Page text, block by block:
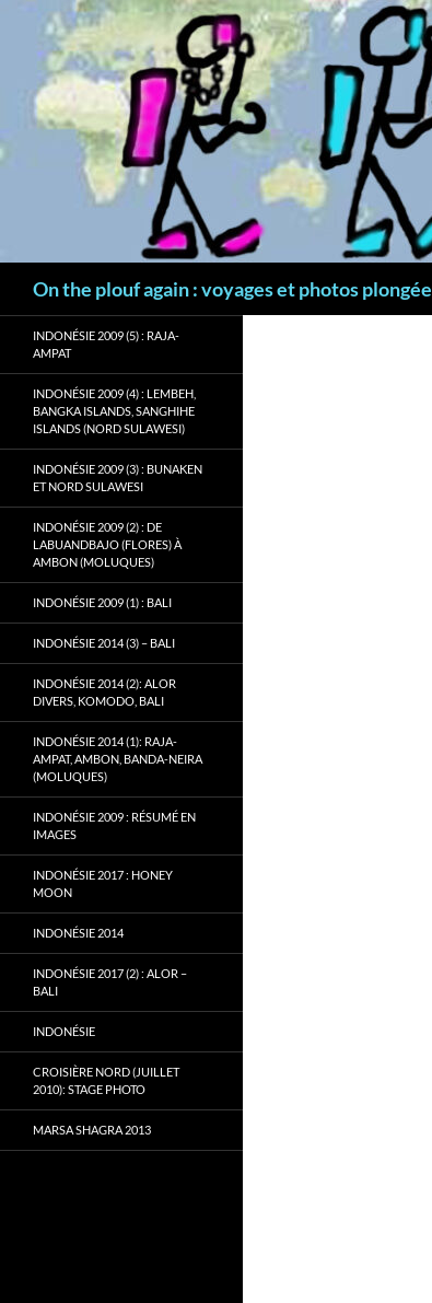
contenu
On the plouf again : voyages et photos plongée
INDONÉSIE 2009 (5) : RAJA-
AMPAT
INDONÉSIE 2009 (4) : LEMBEH,
BANGKA ISLANDS, SANGHIHE
ISLANDS (NORD SULAWESI)
INDONÉSIE 2009 (3) : BUNAKEN
ET NORD SULAWESI
INDONÉSIE 2009 (2) : DE
LABUANDBAJO (FLORES) À
AMBON (MOLUQUES)
INDONÉSIE 2009 (1) : BALI
INDONÉSIE 2014 (3) – BALI
INDONÉSIE 2014 (2): ALOR
DIVERS, KOMODO, BALI
INDONÉSIE 2014 (1): RAJA-
AMPAT, AMBON, BANDA-NEIRA
(MOLUQUES)
INDONÉSIE 2009 : RÉSUMÉ EN
IMAGES
INDONÉSIE 2017 : HONEY
MOON
INDONÉSIE 2014
INDONÉSIE 2017 (2) : ALOR –
BALI
INDONÉSIE
CROISIÈRE NORD (JUILLET
2010): STAGE PHOTO
MARSA SHAGRA 2013